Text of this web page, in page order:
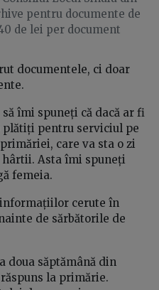
pentru documente de
de lei per document
documentele, ci doar
îmi spuneți că dacă ar fi
plătiți pentru serviciul pe
care va sta o zi
hârtii. Asta îmi spuneți
femeia.
cerute în
de sărbătorile de
doua săptămână din
la primărie.